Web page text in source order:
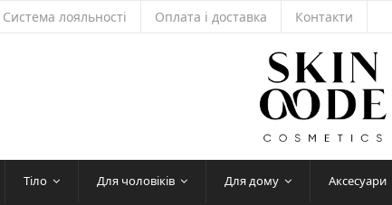
Система лояльності Оплата і доставка Контакти
Тіло Для чоловіків Для дому Аксесуари